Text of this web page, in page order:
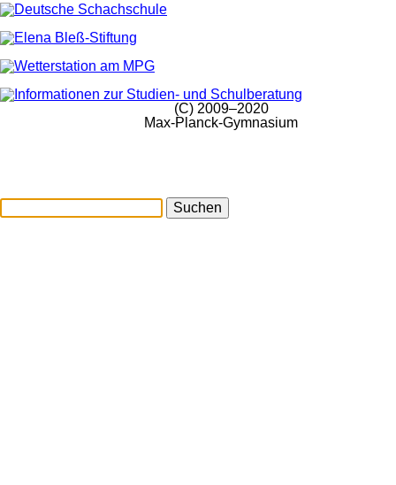
(C) 2009–2020
Max-Planck-Gymnasium
Suchen